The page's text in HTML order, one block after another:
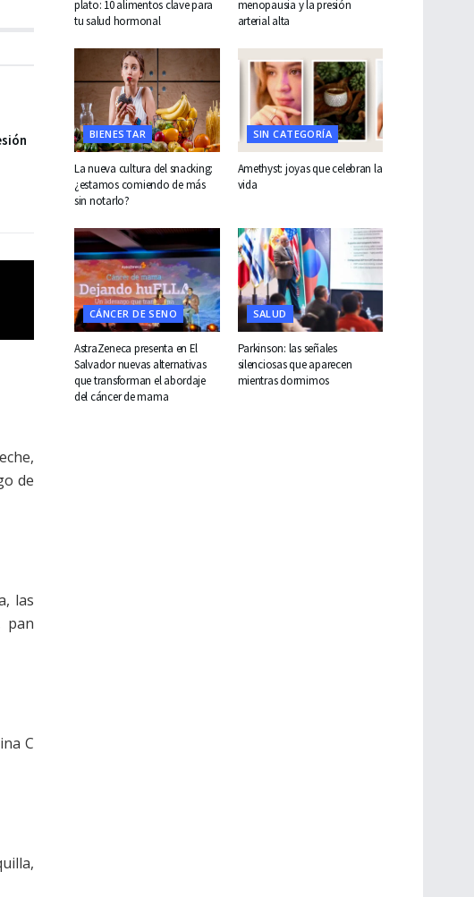
de
las
pan
C
plato: 10 alimentos clave para
tu salud hormonal
menopausia y la presión
arterial alta
BIENESTAR
La nueva cultura del snacking:
¿estamos comiendo de más
sin notarlo?
SIN CATEGORÍA
Amethyst: joyas que celebran la
vida
CÁNCER DE SENO
AstraZeneca presenta en El
Salvador nuevas alternativas
que transforman el abordaje
del cáncer de mama
SALUD
Parkinson: las señales
silenciosas que aparecen
mientras dormimos